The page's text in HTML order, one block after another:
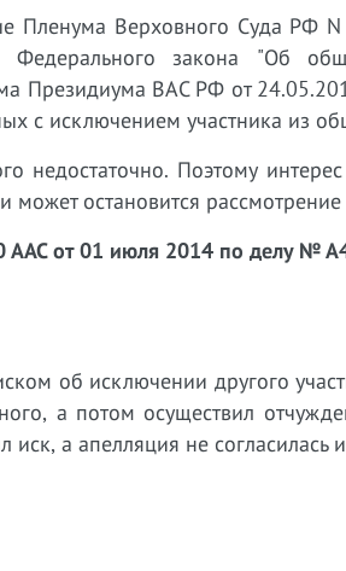
Пленума Верховного Суда
Федерального закона "Об
Президиума ВАС РФ от
с исключением участника из
недостаточно. Поэтому
может остановится
ААС от 01 июля 2014 по делу №
об исключении другого
а потом осуществил
иск, а апелляция не согласилась